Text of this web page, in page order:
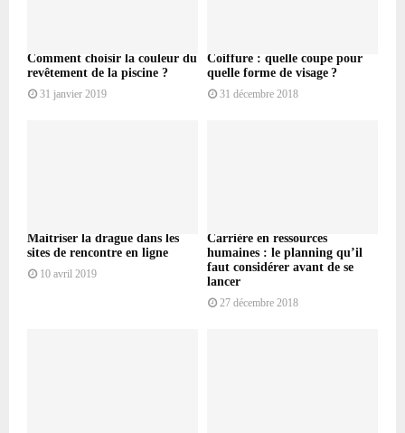
Comment choisir la couleur du
revêtement de la piscine ?
31 janvier 2019
Coiffure : quelle coupe pour
quelle forme de visage ?
31 décembre 2018
Maitriser la drague dans les
sites de rencontre en ligne
10 avril 2019
Carrière en ressources
humaines : le planning qu’il
faut considérer avant de se
lancer
27 décembre 2018